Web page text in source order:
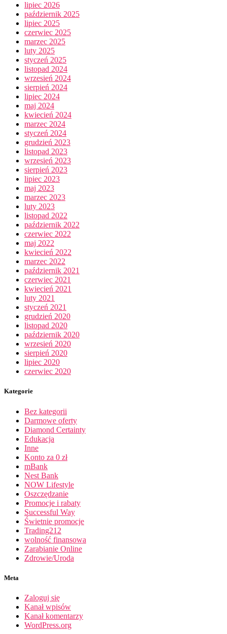
lipiec 2026
październik 2025
lipiec 2025
czerwiec 2025
marzec 2025
luty 2025
styczeń 2025
listopad 2024
wrzesień 2024
sierpień 2024
lipiec 2024
maj 2024
kwiecień 2024
marzec 2024
styczeń 2024
grudzień 2023
listopad 2023
wrzesień 2023
sierpień 2023
lipiec 2023
maj 2023
marzec 2023
luty 2023
listopad 2022
październik 2022
czerwiec 2022
maj 2022
kwiecień 2022
marzec 2022
październik 2021
czerwiec 2021
kwiecień 2021
luty 2021
styczeń 2021
grudzień 2020
listopad 2020
październik 2020
wrzesień 2020
sierpień 2020
lipiec 2020
czerwiec 2020
Kategorie
Bez kategorii
Darmowe oferty
Diamond Certainty
Edukacja
Inne
Konto za 0 zł
mBank
Nest Bank
NOW Lifestyle
Oszczędzanie
Promocje i rabaty
Successful Way
Świetnie promocje
Trading212
wolność finansowa
Zarabianie Online
Zdrowie/Uroda
Meta
Zaloguj się
Kanał wpisów
Kanał komentarzy
WordPress.org